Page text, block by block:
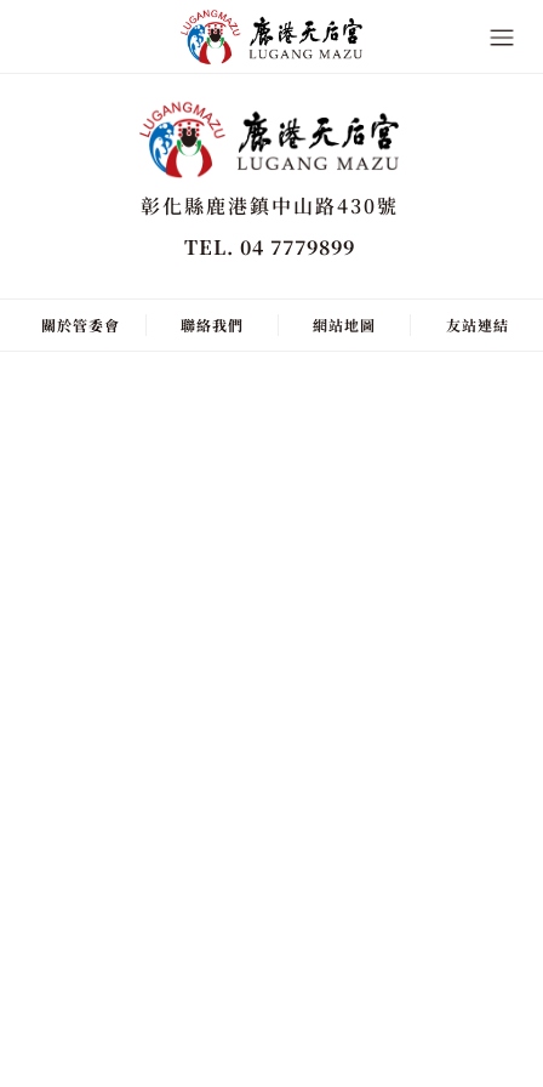
彰化縣鹿港鎮中山路430號
TEL. 04 7779899
關於管委會 聯絡我們 網站地圖 友站連結